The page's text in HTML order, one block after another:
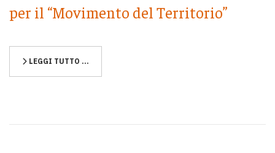
per il “Movimento del Territorio”
LEGGI TUTTO …